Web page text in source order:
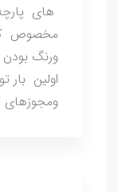
های
مخصوص
ورنگ
اولین بار
ومجوزهای